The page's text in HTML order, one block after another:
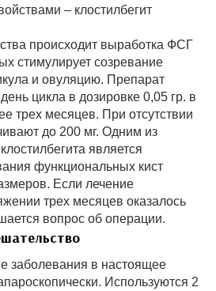
– клостилбегит
происходит выработка ФСГ
стимулирует созревание
и овуляцию. Препарат
цикла в дозировке 0,05 гр. в
трех месяцев. При отсутствии
до 200 мг. Одним из
является
функциональных кист
Если лечение
трех месяцев оказалось
вопрос об операции.
заболевания в настоящее
Используются 2